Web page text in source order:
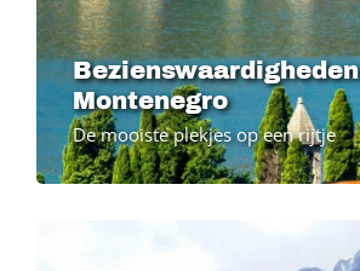
Bezienswaardigheden
Montenegro
De mooiste plekjes op een rijtje